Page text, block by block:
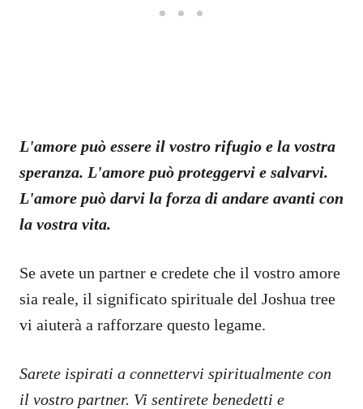
L'amore può essere il vostro rifugio e la vostra
speranza. L'amore può proteggervi e salvarvi.
L'amore può darvi la forza di andare avanti con
la vostra vita.
Se avete un partner e credete che il vostro amore
sia reale, il significato spirituale del Joshua tree
vi aiuterà a rafforzare questo legame.
Sarete ispirati a connettervi spiritualmente con
il vostro partner. Vi sentirete benedetti e